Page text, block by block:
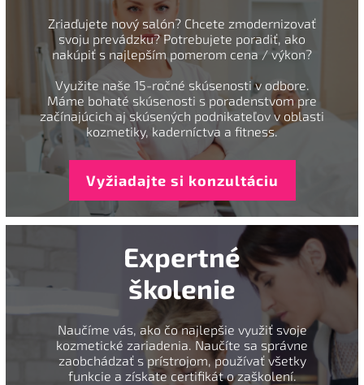
Zriaďujete nový salón? Chcete zmodernizovať
svoju prevádzku? Potrebujete poradiť, ako
nakúpiť s najlepším pomerom cena / výkon?
Využite naše 15-ročné skúsenosti v odbore.
Máme bohaté skúsenosti s poradenstvom pre
začínajúcich aj skúsených podnikateľov v oblasti
kozmetiky, kaderníctva a fitness.
Vyžiadajte si konzultáciu
Expertné
školenie
Naučíme vás, ako čo najlepšie využiť svoje
kozmetické zariadenia. Naučíte sa správne
zaobchádzať s prístrojom, používať všetky
funkcie a získate certifikát o zaškolení.